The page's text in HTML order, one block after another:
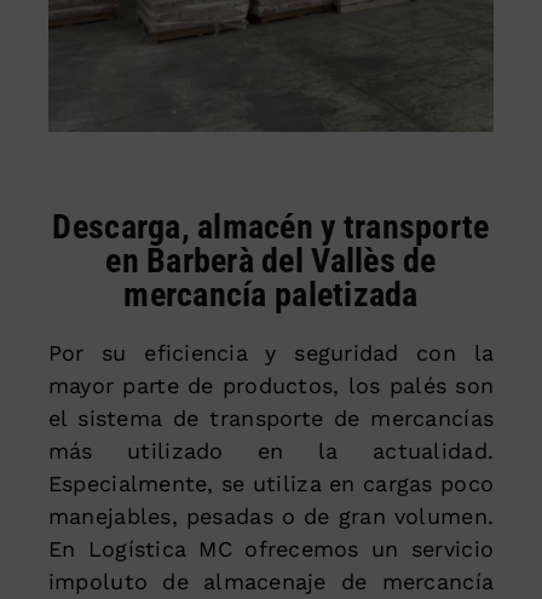
Descarga, almacén y transporte
en Barberà del Vallès de
mercancía paletizada
Por su eficiencia y seguridad con la
mayor parte de productos, los palés son
el sistema de transporte de mercancías
más utilizado en la actualidad.
Especialmente, se utiliza en cargas poco
manejables, pesadas o de gran volumen.
En Logística MC ofrecemos un servicio
impoluto de almacenaje de mercancía